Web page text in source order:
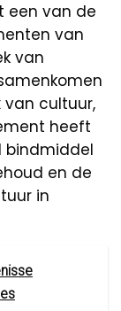
een van de
van
van
cultuur,
heeft
bindmiddel
en de
in